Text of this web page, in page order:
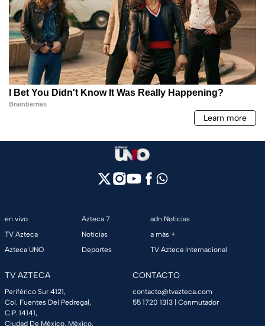
en vivo
TV Azteca
Azteca UNO
Azteca 7
Noticias
Deportes
adn Noticias
a más +
TV Azteca Internacional
TV AZTECA
Periférico Sur 4121,
Col. Fuentes Del Pedregal,
C.P. 14141,
Ciudad De México, México.
CONTACTO
contacto@tvazteca.com
55 1720 1313 | Conmutador